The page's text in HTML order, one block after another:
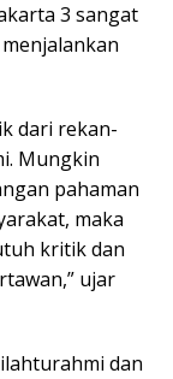
3 sangat
dari rekan-
Mungkin
pahaman
maka
kritik dan
ujar
dan